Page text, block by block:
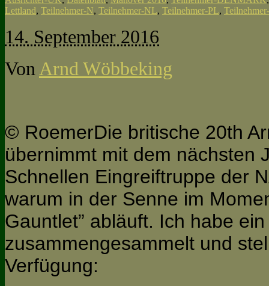
Lettland, Teilnehmer-N, Teilnehmer-NL, Teilnehmer-PL,
14. September 2016
Von Arnd Wöbbeking
© RoemerDie britische 20th
übernimmt mit dem nächsten
Schnellen Eingreiftruppe der
warum in der Senne im
Gauntlet” abläuft. Ich habe
zusammengesammelt und
Verfügung: